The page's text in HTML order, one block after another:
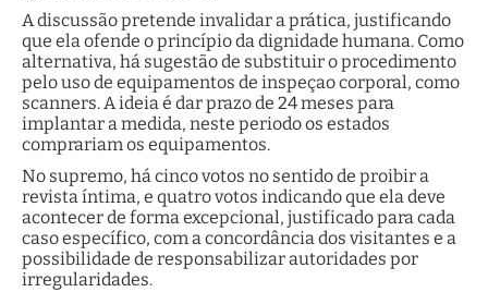
A discussão pretende invalidar a prática, justificando
que ela ofende o princípio da dignidade humana. Como
alternativa, há sugestão de substituir o procedimento
pelo uso de equipamentos de inspeçao corporal, como
scanners. A ideia é dar prazo de 24 meses para
implantar a medida, neste periodo os estados
comprariam os equipamentos.
No supremo, há cinco votos no sentido de proibir a
revista íntima, e quatro votos indicando que ela deve
acontecer de forma excepcional, justificado para cada
caso específico, com a concordância dos visitantes e a
possibilidade de responsabilizar autoridades por
irregularidades.